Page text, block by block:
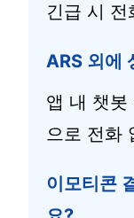
긴급 시 전
ARS 외에
앱 내 챗봇
으로 전화
이모티콘